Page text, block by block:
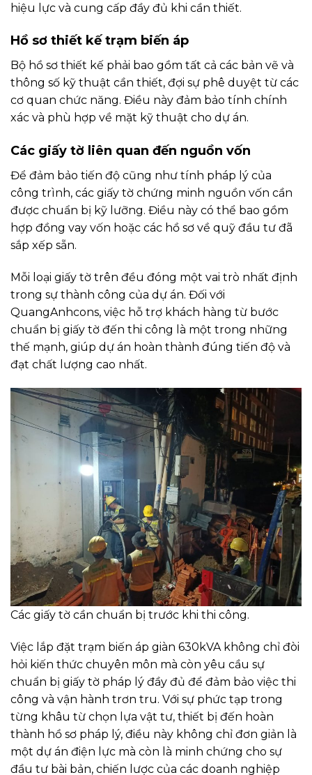
hiệu lực và cung cấp đầy đủ khi cần thiết.
Hồ sơ thiết kế trạm biến áp
Bộ hồ sơ thiết kế phải bao gồm tất cả các bản vẽ và
thông số kỹ thuật cần thiết, đợi sự phê duyệt từ các
cơ quan chức năng. Điều này đảm bảo tính chính
xác và phù hợp về mặt kỹ thuật cho dự án.
Các giấy tờ liên quan đến nguồn vốn
Để đảm bảo tiến độ cũng như tính pháp lý của
công trình, các giấy tờ chứng minh nguồn vốn cần
được chuẩn bị kỹ lưỡng. Điều này có thể bao gồm
hợp đồng vay vốn hoặc các hồ sơ về quỹ đầu tư đã
sắp xếp sẵn.
Mỗi loại giấy tờ trên đều đóng một vai trò nhất định
trong sự thành công của dự án. Đối với
QuangAnhcons, việc hỗ trợ khách hàng từ bước
chuẩn bị giấy tờ đến thi công là một trong những
thế mạnh, giúp dự án hoàn thành đúng tiến độ và
đạt chất lượng cao nhất.
Các giấy tờ cần chuẩn bị trước khi thi công.
Việc lắp đặt trạm biến áp giàn 630kVA không chỉ đòi
hỏi kiến thức chuyên môn mà còn yêu cầu sự
chuẩn bị giấy tờ pháp lý đầy đủ để đảm bảo việc thi
công và vận hành trơn tru. Với sự phức tạp trong
từng khâu từ chọn lựa vật tư, thiết bị đến hoàn
thành hồ sơ pháp lý, điều này không chỉ đơn giản là
một dự án điện lực mà còn là minh chứng cho sự
đầu tư bài bản, chiến lược của các doanh nghiệp